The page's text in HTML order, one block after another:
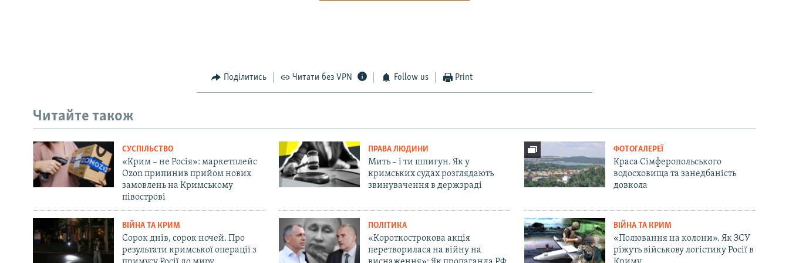
Поділитись Читати без VPN Follow us Print
Читайте також
СУСПІЛЬСТВО
«Крим – не Росія»: маркетплейс
Ozon припинив прийом нових
замовлень на Кримському
півострові
ПРАВА ЛЮДИНИ
Мить – і ти шпигун. Як у
кримських судах розглядають
звинувачення в держзраді
ФОТОГАЛЕРЕЇ
Краса Сімферопольського
водосховища та занедбаність
довкола
ВІЙНА ТА КРИМ
Сорок днів, сорок ночей. Про
результати кримської операції з
ПОЛІТИКА
«Короткострокова акція
перетворилася на війну на
ВІЙНА ТА КРИМ
«Полювання на колони». Як ЗСУ
ріжуть військову логістику Росії в